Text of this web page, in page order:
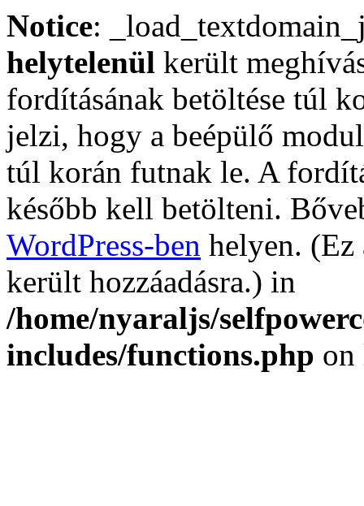
Notice:
helytelenül került
fordításának betöltése túl
jelzi, hogy a beépülő
túl korán futnak le. A
később kell betölteni.
WordPress-ben helyen. (Ez
került hozzáadásra.) in
/home/nyaraljs/
includes/functions.php